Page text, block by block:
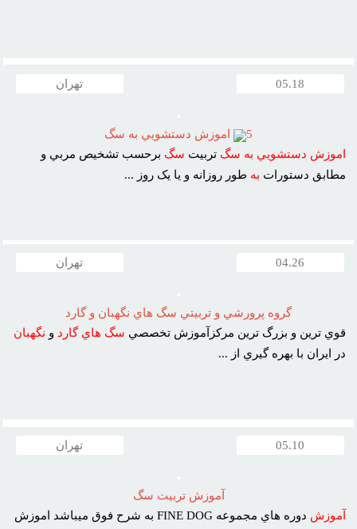
05.18 تهران
5
اموزش دستشويي به سگ
اموزش دستشويي به سگ تربيت سگ برحسب تشخيص مربي و
مطابق دستورات به طور روزانه و يا يک روز ...
04.26 تهران
گروه پرورشي و تربيتي سگ هاي نگهبان و گارد
قوي ترين و بزرگ ترين مرکزآموزش تخصصي سگ هاي گارد و نگهبان
در ايران با بهره گيري از ...
05.10 تهران
آموزش تربيت سگ
آموزش
دوره هاي مجموعه FINE DOG به شرح فوق ميباشد اموزش